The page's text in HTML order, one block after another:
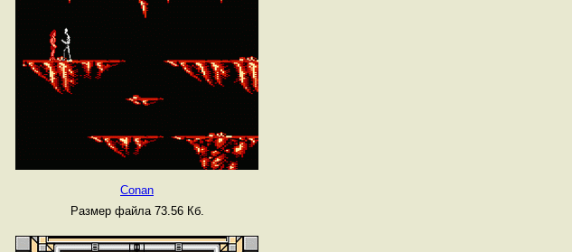
Conan
Размер файла 73.56 Кб.